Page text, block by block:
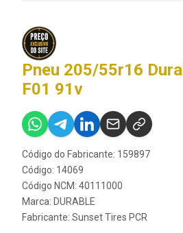
Pneu 205/55r16
F01 91v
Código do Fabricante: 159897
Código: 14069
Código NCM: 40111000
Marca: DURABLE
Fabricante: Sunset Tires PCR